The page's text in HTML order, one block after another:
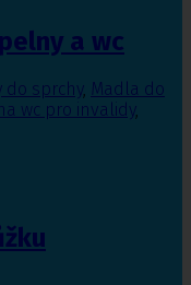
a wc
do sprchy, Madla do
wc pro invalidy,